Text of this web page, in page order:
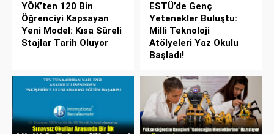
YÖK’ten 120 Bin
Öğrenciyi Kapsayan
Yeni Model: Kısa Süreli
Stajlar Tarih Oluyor
ESTÜ’de Genç
Yetenekler Buluştu:
Milli Teknoloji
Atölyeleri Yaz Okulu
Başladı!